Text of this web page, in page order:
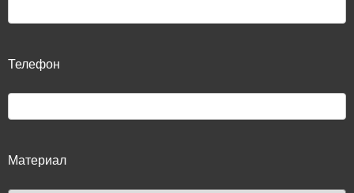
Телефон
Материал